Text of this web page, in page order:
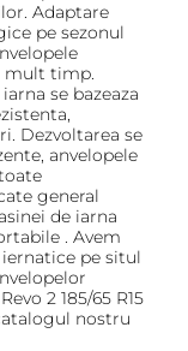
Adaptare
pe sezonul
mult timp.
se bazeaza
Dezvoltarea se
anvelopele
general
de iarna
. Avem
pe situl
2 185/65 R15
nostru